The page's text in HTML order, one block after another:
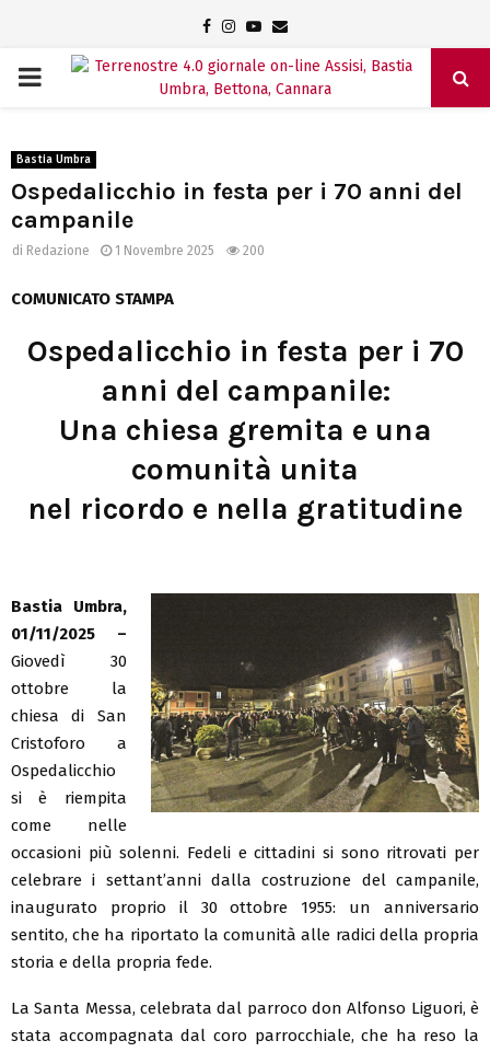
Facebook
Instagram
Youtube
Email
PRIMARY
Bastia Umbra
Ospedalicchio in festa per i 70 anni del
campanile
di Redazione 1 Novembre 2025 200
COMUNICATO STAMPA
Ospedalicchio in festa per i 70
anni del campanile:
Una chiesa gremita e una
comunità unita
nel ricordo e nella gratitudine
Bastia Umbra,
01/11/2025 –
Giovedì 30
ottobre la
chiesa di San
Cristoforo a
Ospedalicchio
si è riempita
come nelle
occasioni più solenni. Fedeli e cittadini si sono ritrovati per
celebrare i settant’anni dalla costruzione del campanile,
inaugurato proprio il 30 ottobre 1955: un anniversario
sentito, che ha riportato la comunità alle radici della propria
storia e della propria fede.
La Santa Messa, celebrata dal parroco don Alfonso Liguori, è
stata accompagnata dal coro parrocchiale, che ha reso la